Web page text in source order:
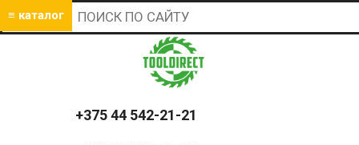
≡ каталог
+375 44 542-21-21